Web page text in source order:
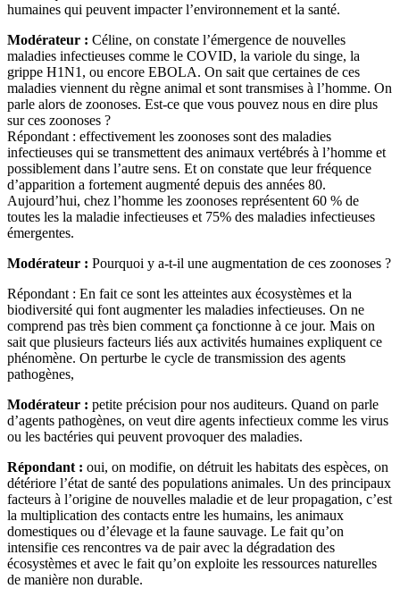
humaines qui peuvent impacter l’environnement et la santé.
Modérateur : Céline, on constate l’émergence de nouvelles
maladies infectieuses comme le COVID, la variole du singe, la
grippe H1N1, ou encore EBOLA. On sait que certaines de ces
maladies viennent du règne animal et sont transmises à l’homme. On
parle alors de zoonoses. Est-ce que vous pouvez nous en dire plus
sur ces zoonoses ?
Répondant : effectivement les zoonoses sont des maladies
infectieuses qui se transmettent des animaux vertébrés à l’homme et
possiblement dans l’autre sens. Et on constate que leur fréquence
d’apparition a fortement augmenté depuis des années 80.
Aujourd’hui, chez l’homme les zoonoses représentent 60 % de
toutes les la maladie infectieuses et 75% des maladies infectieuses
émergentes.
Modérateur : Pourquoi y a-t-il une augmentation de ces zoonoses ?
Répondant : En fait ce sont les atteintes aux écosystèmes et la
biodiversité qui font augmenter les maladies infectieuses. On ne
comprend pas très bien comment ça fonctionne à ce jour. Mais on
sait que plusieurs facteurs liés aux activités humaines expliquent ce
phénomène. On perturbe le cycle de transmission des agents
pathogènes,
Modérateur : petite précision pour nos auditeurs. Quand on parle
d’agents pathogènes, on veut dire agents infectieux comme les virus
ou les bactéries qui peuvent provoquer des maladies.
Répondant : oui, on modifie, on détruit les habitats des espèces, on
détériore l’état de santé des populations animales. Un des principaux
facteurs à l’origine de nouvelles maladie et de leur propagation, c’est
la multiplication des contacts entre les humains, les animaux
domestiques ou d’élevage et la faune sauvage. Le fait qu’on
intensifie ces rencontres va de pair avec la dégradation des
écosystèmes et avec le fait qu’on exploite les ressources naturelles
de manière non durable.